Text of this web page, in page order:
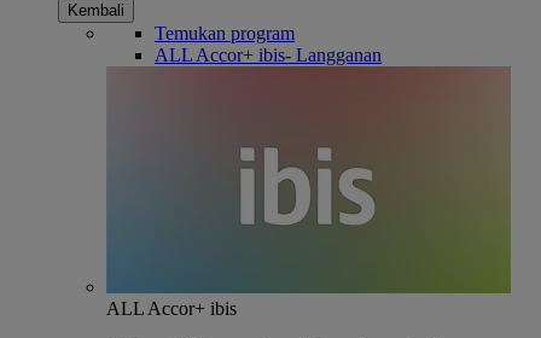
Kembali
Temukan program
ALL Accor+ ibis- Langganan
ALL Accor+ ibis